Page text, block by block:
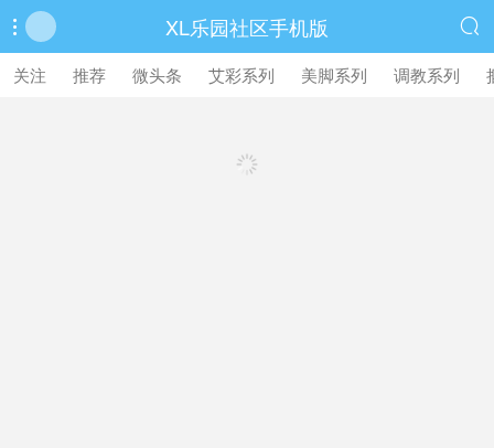
 XL乐园社区手机版 
关注 推荐 微头条 艾彩系列 美脚系列 调教系列
繁體中文版